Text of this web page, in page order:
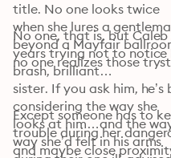
title. No one looks twice
when she lures a
beyond a Mayfair
no one realizes those
No one, that is, but
years trying not to notice
brash, brilliant
sister. If you ask him,
considering the way she
looks at him…and the
way she’d felt in his arms
Except someone has to
trouble during her
and maybe close